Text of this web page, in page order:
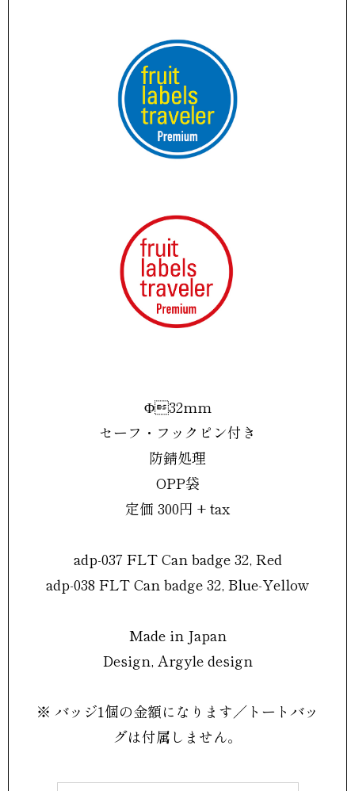
Φ32mm
セーフ・フックピン付き
防錆処理
OPP袋
定価 300円 + tax
adp-037 FLT Can badge 32, Red
adp-038 FLT Can badge 32, Blue-Yellow
Made in Japan
Design, Argyle design
※ バッジ1個の金額になります／トートバッ
グは付属しません。